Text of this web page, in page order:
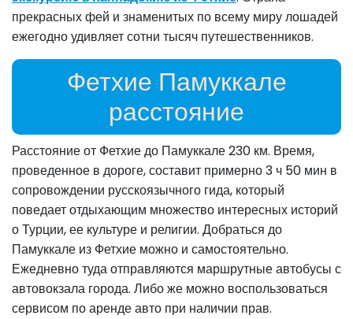
прекрасных фей и знаменитых по всему миру лошадей
ежегодно удивляет сотни тысяч путешественников.
Фетхие Памуккале
расстояние
Расстояние от Фетхие до Памуккале 230 км. Время,
проведенное в дороге, составит примерно 3 ч 50 мин в
сопровождении русскоязычного гида, который
поведает отдыхающим множество интересных историй
о Турции, ее культуре и религии. Добраться до
Памуккале из Фетхие можно и самостоятельно.
Ежедневно туда отправляются маршрутные автобусы с
автовокзала города. Либо же можно воспользоваться
сервисом по аренде авто при наличии прав.